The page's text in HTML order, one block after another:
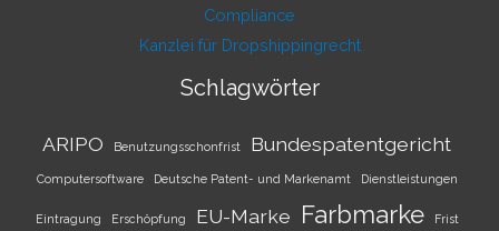
Compliance
Kanzlei für Dropshippingrecht
Schlagwörter
ARIPO Benutzungsschonfrist Bundespatentgericht
Computersoftware Deutsche Patent- und Markenamt Dienstleistungen
Eintragung Erschöpfung EU-Marke Farbmarke Frist